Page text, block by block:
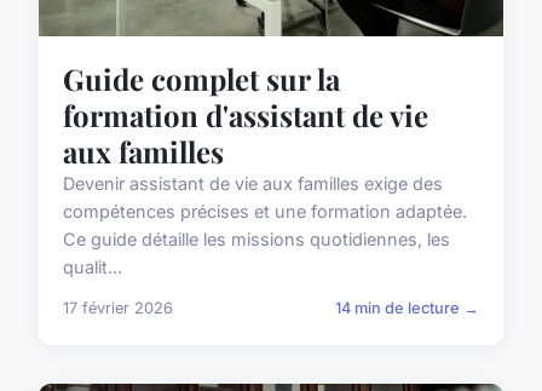
Guide complet sur la
formation d'assistant de vie
aux familles
Devenir assistant de vie aux familles exige des
compétences précises et une formation adaptée.
Ce guide détaille les missions quotidiennes, les
qualit...
17 février 2026 14 min de lecture →